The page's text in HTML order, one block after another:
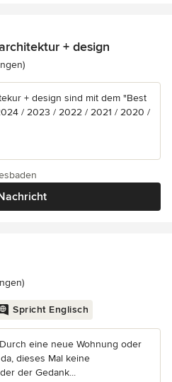
+ design
5 von 5 Sternen
+ design sind mit dem "Best
/ 2023 / 2022 / 2021 / 2020 /
4.9 von 5 Sternen
Spricht Englisch
eine neue Wohnung oder
dieses Mal keine
der Gedank...